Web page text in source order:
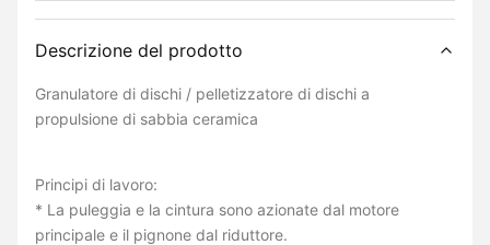
Descrizione del prodotto
Granulatore di dischi / pelletizzatore di dischi a
propulsione di sabbia ceramica
Principi di lavoro:
* La puleggia e la cintura sono azionate dal motore
principale e il pignone dal riduttore.